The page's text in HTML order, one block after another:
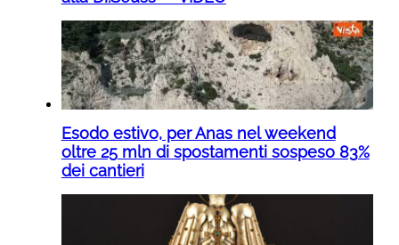
Esodo estivo, per Anas nel weekend
oltre 25 mln di spostamenti sospeso 83%
dei cantieri